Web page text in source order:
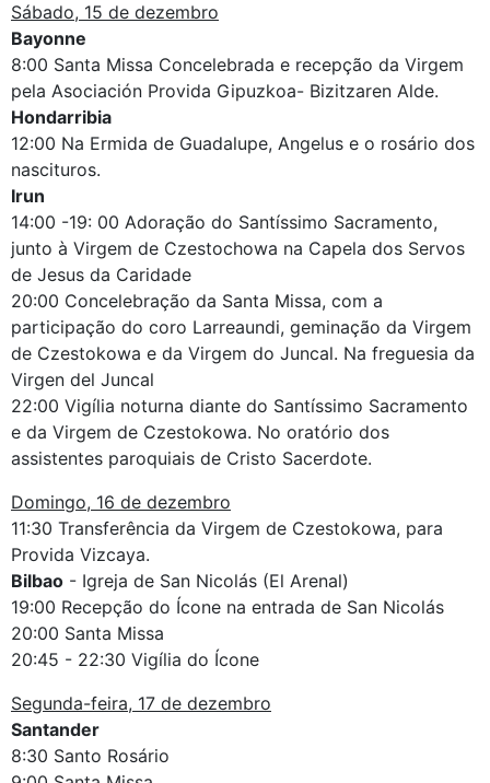
Sábado, 15 de dezembro
Bayonne
8:00 Santa Missa Concelebrada e recepção da Virgem
pela Asociación Provida Gipuzkoa- Bizitzaren Alde.
Hondarribia
12:00 Na Ermida de Guadalupe, Angelus e o rosário dos
nascituros.
Irun
14:00 -19: 00 Adoração do Santíssimo Sacramento,
junto à Virgem de Czestochowa na Capela dos Servos
de Jesus da Caridade
20:00 Concelebração da Santa Missa, com a
participação do coro Larreaundi, geminação da Virgem
de Czestokowa e da Virgem do Juncal. Na freguesia da
Virgen del Juncal
22:00 Vigília noturna diante do Santíssimo Sacramento
e da Virgem de Czestokowa. No oratório dos
assistentes paroquiais de Cristo Sacerdote.
Domingo, 16 de dezembro
11:30 Transferência da Virgem de Czestokowa, para
Provida Vizcaya.
Bilbao - Igreja de San Nicolás (El Arenal)
19:00 Recepção do Ícone na entrada de San Nicolás
20:00 Santa Missa
20:45 - 22:30 Vigília do Ícone
Segunda-feira, 17 de dezembro
Santander
8:30 Santo Rosário